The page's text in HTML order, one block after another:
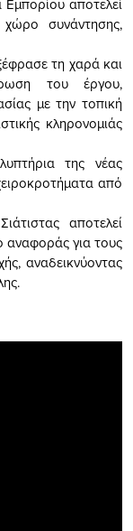
συνάντησης,
τη χαρά και
του έργου,
με την τοπική
κληρονομιάς
της νέας
από
αποτελεί
αναφοράς για τους
αναδεικνύοντας